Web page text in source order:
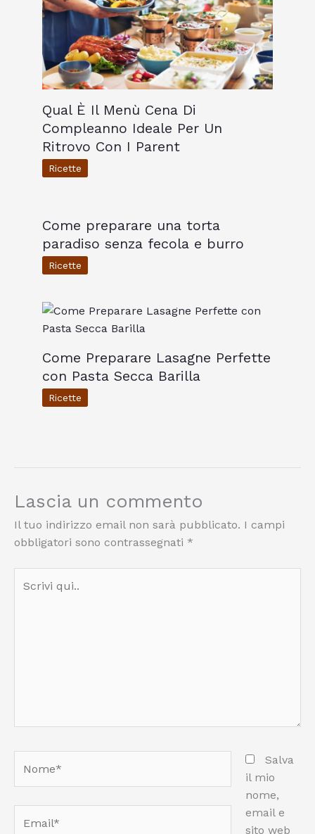
Qual È Il Menù Cena Di
Compleanno Ideale Per Un
Ritrovo Con I Parent
Ricette
Come preparare una torta
paradiso senza fecola e burro
Ricette
Come Preparare Lasagne Perfette
con Pasta Secca Barilla
Ricette
Lascia un commento
Il tuo indirizzo email non sarà pubblicato. I campi
obbligatori sono contrassegnati *
qui..
Salva
il mio
nome,
email e
sito web